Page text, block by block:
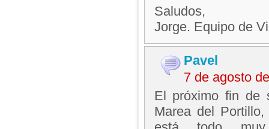
Saludos,
Jorge. Equipo de
Pavel
7 de agosto
El próximo fin de
Marea del